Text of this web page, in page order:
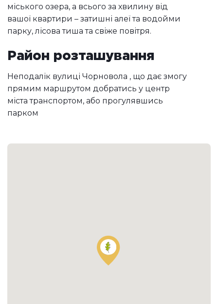
міського озера, а всього за хвилину від
вашої квартири – затишні алеї та водойми
парку, лісова тиша та свіже повітря.
Район розташування
Неподалік вулиці Чорновола , що дає змогу
прямим маршрутом добратись у центр
міста транспортом, або прогулявшись
парком